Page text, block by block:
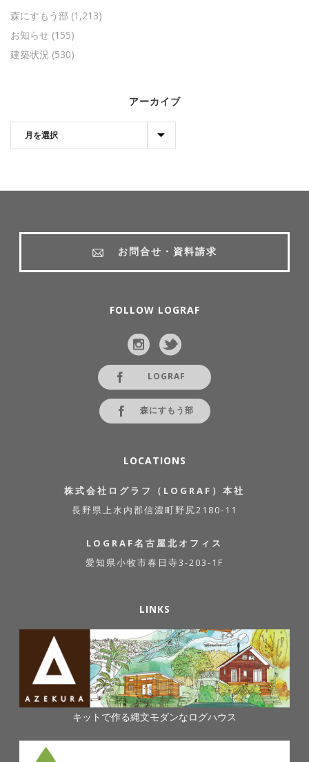
森にすもう部 (1,213)
お知らせ (155)
建築状況 (530)
アーカイブ
お問合せ・資料請求
FOLLOW LOGRAF
LOGRAF
森にすもう部
LOCATIONS
株式会社ログラフ（LOGRAF）本社
長野県上水内郡信濃町野尻2180-11
LOGRAF名古屋北オフィス
愛知県小牧市春日寺3-203-1F
LINKS
キットで作る縄文モダンなログハウス